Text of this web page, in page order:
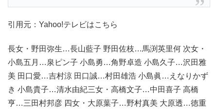
引用元：Yahoo!テレビはこちら
長女・野田弥生…長山藍子 野田佐枝…馬渕英里何 次女・
小島五月…泉ピン子 小島勇…角野卓造 小島久子…沢田雅
美 田口愛…吉村涼 田口誠…村田雄浩 小島眞…えなりかず
き 小島貴子…清水由紀三女・高橋文子…中田喜子 高橋
亨…三田村邦彦 四女・大原葉子…野村真美 大原透…徳重